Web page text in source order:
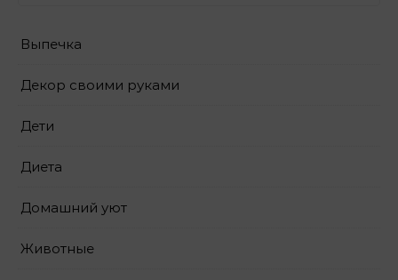
Выпечка
Декор своими руками
Дети
Диета
Домашний уют
Животные